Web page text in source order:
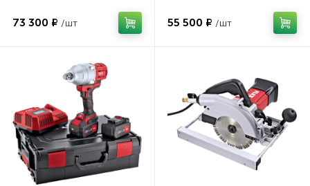
73 300 ₽ /шт 55 500 ₽ /шт